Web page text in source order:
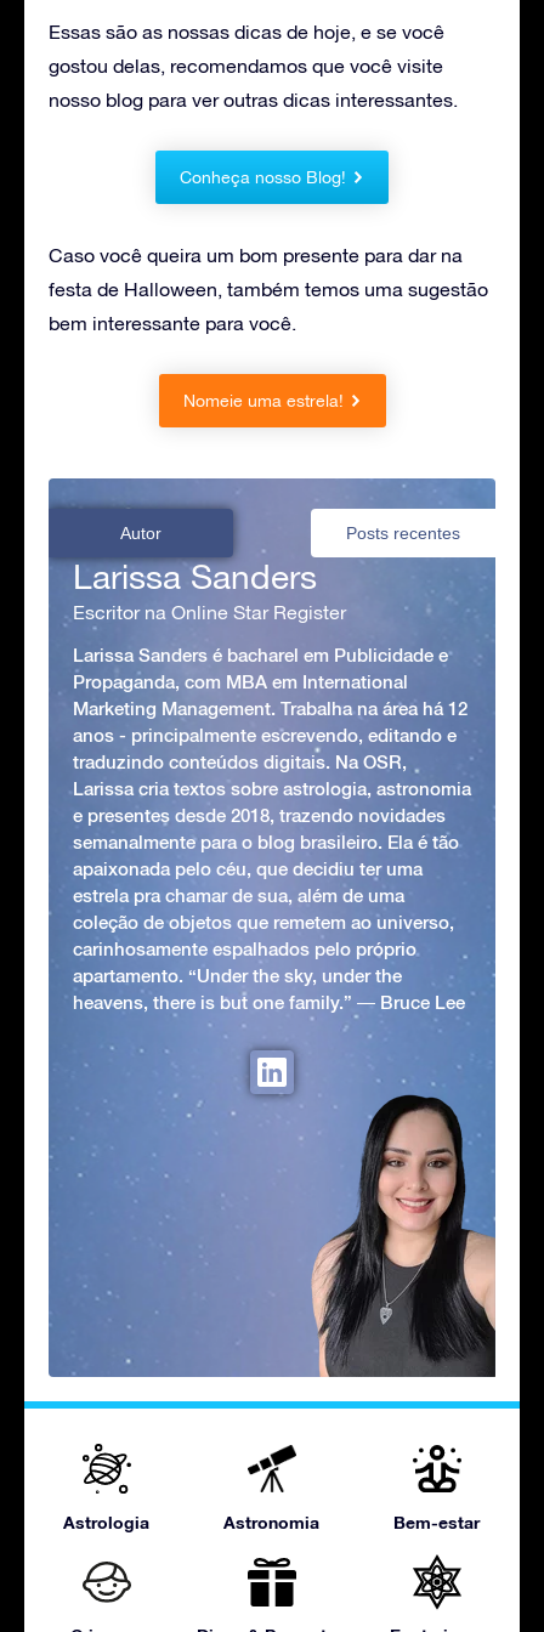
Essas são as nossas dicas de hoje, e se você
gostou delas, recomendamos que você visite
nosso blog para ver outras dicas interessantes.
Conheça nosso Blog!
Caso você queira um bom presente para dar na
festa de Halloween, também temos uma sugestão
bem interessante para você.
Nomeie uma estrela!
Autor Posts recentes
Larissa Sanders
Escritor na Online Star Register
Larissa Sanders é bacharel em Publicidade e
Propaganda, com MBA em International
Marketing Management. Trabalha na área há 12
anos - principalmente escrevendo, editando e
traduzindo conteúdos digitais. Na OSR,
Larissa cria textos sobre astrologia, astronomia
e presentes desde 2018, trazendo novidades
semanalmente para o blog brasileiro. Ela é tão
apaixonada pelo céu, que decidiu ter uma
estrela pra chamar de sua, além de uma
coleção de objetos que remetem ao universo,
carinhosamente espalhados pelo próprio
apartamento. “Under the sky, under the
heavens, there is but one family.” ― Bruce Lee
Astrologia Astronomia Bem-estar